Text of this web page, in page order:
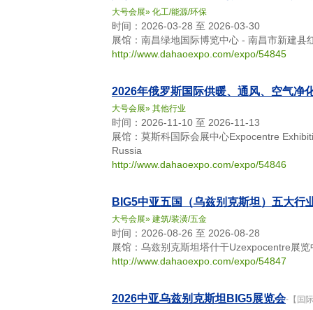
大号会展» 化工/能源/环保
时间：2026-03-28 至 2026-03-30
展馆：南昌绿地国际博览中心 - 南昌市新建县
http://www.dahaoexpo.com/expo/54845
2026年俄罗斯国际供暖、通风、空气净
大号会展» 其他行业
时间：2026-11-10 至 2026-11-13
展馆：莫斯科国际会展中心Expocentre
Russia
http://www.dahaoexpo.com/expo/54846
BIG5中亚五国（乌兹别克斯坦）五大行
大号会展» 建筑/装潢/五金
时间：2026-08-26 至 2026-08-28
展馆：乌兹别克斯坦塔什干Uzexpocentre展
http://www.dahaoexpo.com/expo/54847
2026中亚乌兹别克斯坦BIG5展览会-【国